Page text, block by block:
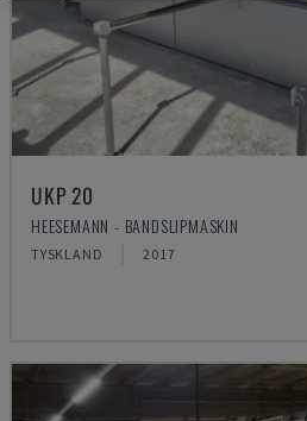
UKP 20
HEESEMANN - BANDSLIPMASKIN
TYSKLAND 2017